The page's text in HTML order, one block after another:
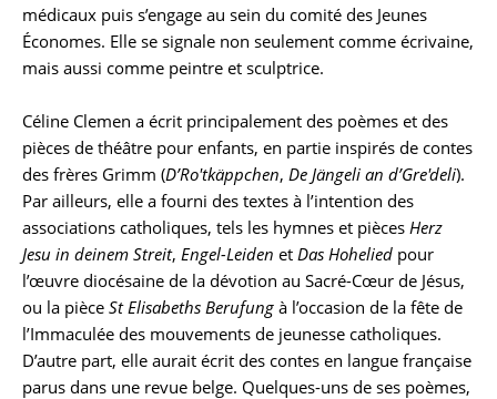
médicaux puis s’engage au sein du comité des Jeunes
Économes. Elle se signale non seulement comme écrivaine,
mais aussi comme peintre et sculptrice.
Céline Clemen a écrit principalement des poèmes et des
pièces de théâtre pour enfants, en partie inspirés de contes
des frères Grimm (D’Ro'tkäppchen, De Jängeli an d’Gre'deli).
Par ailleurs, elle a fourni des textes à l’intention des
associations catholiques, tels les hymnes et pièces Herz
Jesu in deinem Streit, Engel-Leiden et Das Hohelied pour
l’œuvre diocésaine de la dévotion au Sacré-Cœur de Jésus,
ou la pièce St Elisabeths Berufung à l’occasion de la fête de
l’Immaculée des mouvements de jeunesse catholiques.
D’autre part, elle aurait écrit des contes en langue française
parus dans une revue belge. Quelques-uns de ses poèmes,